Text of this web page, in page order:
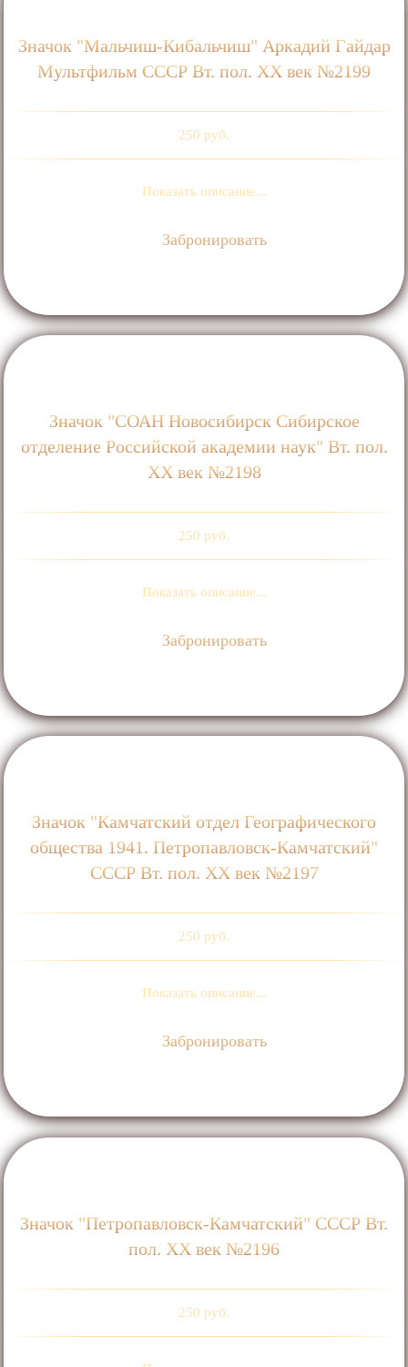
Значок "Мальчиш-Кибальчиш" Аркадий Гайдар
Мультфильм СССР Вт. пол. ХХ век №2199
250 руб.
Показать описание...
Забронировать
Значок "СОАН Новосибирск Сибирское
отделение Российской академии наук" Вт. пол.
ХХ век №2198
250 руб.
Показать описание...
Забронировать
Значок "Камчатский отдел Географического
общества 1941. Петропавловск-Камчатский"
СССР Вт. пол. ХХ век №2197
250 руб.
Показать описание...
Забронировать
Значок "Петропавловск-Камчатский" СССР Вт.
пол. ХХ век №2196
250 руб.